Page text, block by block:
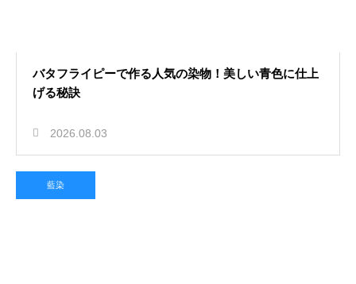
バタフライピーで作る人気の染物！美しい青色に仕上
げる秘訣
2026.08.03
藍染